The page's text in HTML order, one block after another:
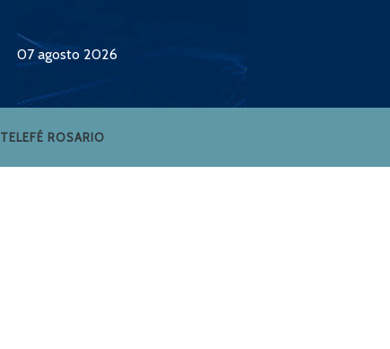
07 agosto 2026
TELEFÉ ROSARIO